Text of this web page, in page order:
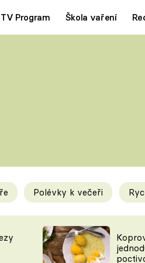
TV Program Škola vaření
Tipy a triky
KAM ZA JÍDLEM
Polévky k večeři